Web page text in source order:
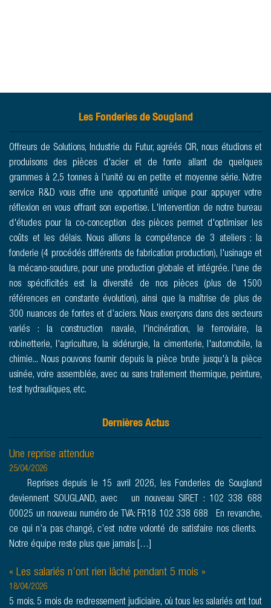
STOCKS
PIÈCES,
APPROVISIONNEMENT &
OUTILLAGE
ASSEMBLAGE
PROTOTYPES / PRE
SERIE
VALIDATION DE
CONCEPT, PROCESS &
MATIÈRE
FABRICATION
4 PROCÉDÉS DE
FABRICATION
CONTROLE
PROCESSUS, PIÈCES &
TRAÇABILITÉ
Les Fonderies de Sougland
Offreurs de Solutions, Industrie du Futur, agréés CIR, nous étudions et
produisons des pièces d'acier et de fonte allant de quelques
grammes à 2,5 tonnes à l'unité ou en petite et moyenne série. Notre
service R&D vous offre une opportunité unique pour appuyer votre
réflexion en vous offrant son expertise. L'intervention de notre bureau
d'études pour la co-conception des pièces permet d'optimiser les
coûts et les délais. Nous allions la compétence de 3 ateliers : la
fonderie (4 procédés différents de fabrication production), l'usinage et
la mécano-soudure, pour une production globale et intégrée. l'une de
nos spécificités est la diversité de nos pièces (plus de 1500
références en constante évolution), ainsi que la maîtrise de plus de
300 nuances de fontes et d’aciers. Nous exerçons dans des secteurs
variés : la construction navale, l'incinération, le ferroviaire, la
robinetterie, l'agriculture, la sidérurgie, la cimenterie, l'automobile, la
chimie... Nous pouvons fournir depuis la pièce brute jusqu'à la pièce
usinée, voire assemblée, avec ou sans traitement thermique, peinture,
test hydrauliques, etc.
Dernières Actus
Une reprise attendue
25/04/2026
Reprises depuis le 15 avril 2026, les Fonderies de Sougland
deviennent SOUGLAND, avec un nouveau SIRET : 102 338 688
00025 un nouveau numéro de TVA: FR18 102 338 688 En revanche,
ce qui n’a pas changé, c’est notre volonté de satisfaire nos clients.
Notre équipe reste plus que jamais […]
« Les salariés n’ont rien lâché pendant 5 mois »
18/04/2026
5 mois. 5 mois de redressement judiciaire, où tous les salariés ont tout